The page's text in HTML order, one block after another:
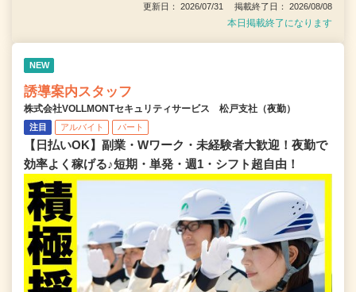
更新日： 2026/07/31 掲載終了日： 2026/08/08
本日掲載終了になります
NEW
誘導案内スタッフ
株式会社VOLLMONTセキュリティサービス 松戸支社（夜勤）
注目 アルバイト パート
【日払いOK】副業・Wワーク・未経験者大歓迎！夜勤で
効率よく稼げる♪短期・単発・週1・シフト超自由！